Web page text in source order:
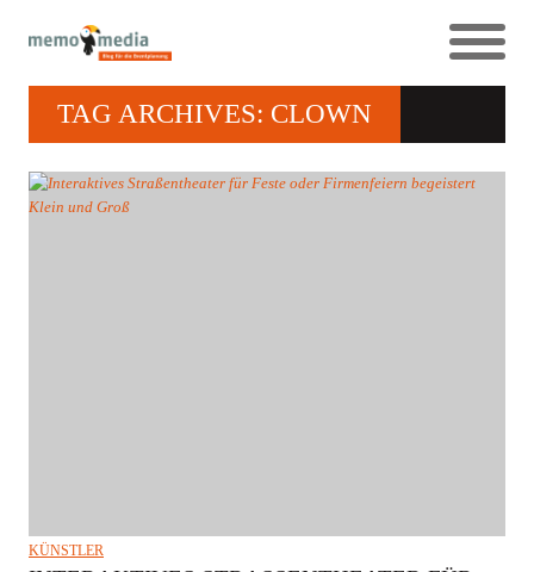
TAG ARCHIVES: CLOWN
KÜNSTLER